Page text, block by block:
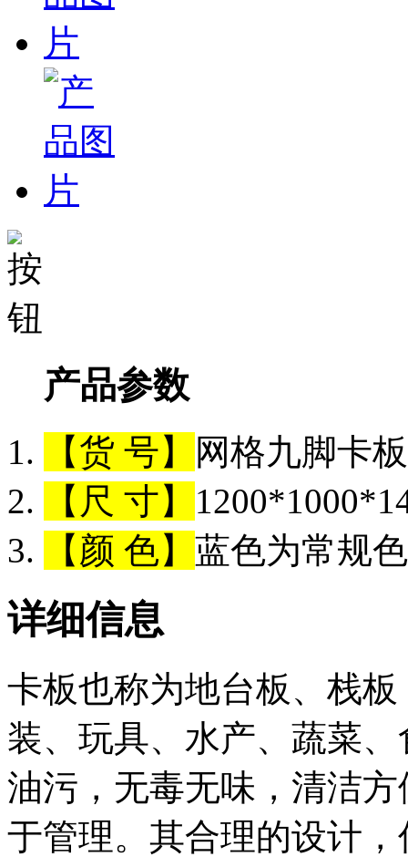
产品参数
【货 号】
网格九脚卡
【尺 寸】
【颜 色】 蓝色为常规
详细信息
卡板也称为地台板、栈
装、玩具、水产、蔬菜
油污，无毒无味，清洁
于管理。其合理的设计